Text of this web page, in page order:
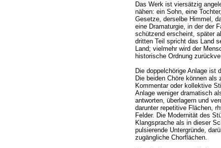
Das Werk ist viersätzig
nähen: ein Sohn, eine
Gesetze, derselbe Himmel,
eine Dramaturgie, in der der
schützend erscheint, später
dritten Teil spricht das Land
Land; vielmehr wird der
historische Ordnung
Die doppelchörige Anlage ist
Die beiden Chöre können
Kommentar oder kollektive
Anlage weniger dramatisch
antworten, überlagern und
darunter repetitive Flächen,
Felder. Die Modernität des
Klangsprache als in dieser
pulsierende Untergründe,
zugängliche Chorflächen.